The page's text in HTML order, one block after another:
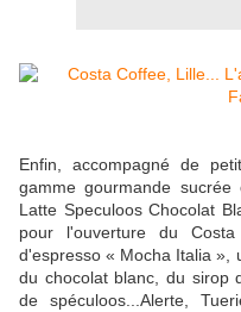
Enfin, accompagné de
gamme gourmande
Latte Speculoos Chocolat
pour l'ouverture du
d'espresso « Mocha Italia »,
du chocolat blanc, du sirop
de spéculoos...Alerte,